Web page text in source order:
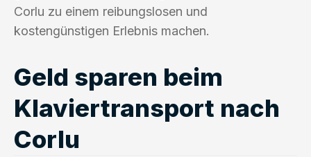
Corlu zu einem reibungslosen und
kostengünstigen Erlebnis machen.
Geld sparen beim
Klaviertransport nach
Corlu